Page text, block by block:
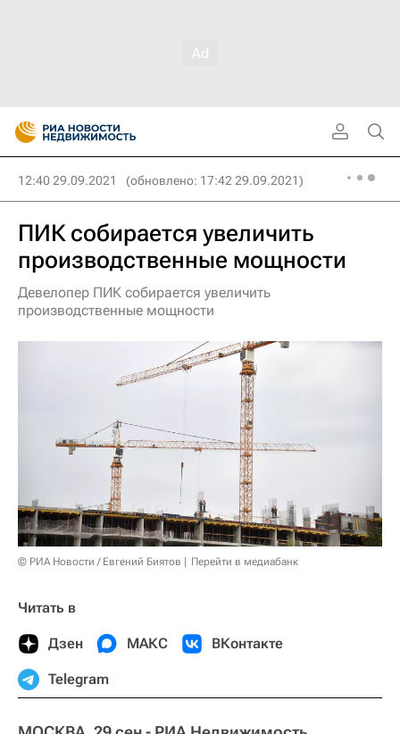
12:40 29.09.2021 (обновлено: 17:42 29.09.2021)
ПИК собирается увеличить
производственные мощности
Девелопер ПИК собирается увеличить
производственные мощности
© РИА Новости / Евгений Биятов Перейти в медиабанк
Читать в
Дзен МАКС ВКонтакте
Telegram